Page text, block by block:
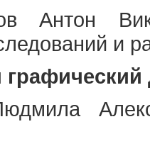
Антон
и
графический